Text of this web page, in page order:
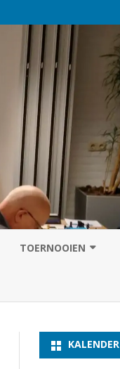
ASSEN 2
ASSEN I
TOERNOOIEN
KALENDER